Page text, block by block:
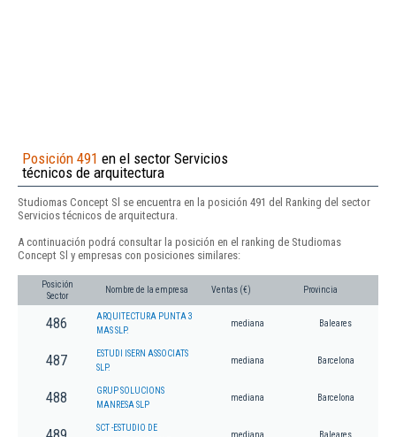
Posición 491 en el sector Servicios
técnicos de arquitectura
Studiomas Concept Sl se encuentra en la posición 491 del Ranking del sector
Servicios técnicos de arquitectura.
A continuación podrá consultar la posición en el ranking de Studiomas
Concept Sl y empresas con posiciones similares:
Posición
Sector
Nombre de la empresa Ventas (€) Provincia
486
ARQUITECTURA PUNTA 3
MAS SLP.
mediana Baleares
487
ESTUDI ISERN ASSOCIATS
SLP.
mediana Barcelona
488
GRUP SOLUCIONS
MANRESA SLP
mediana Barcelona
SCT -ESTUDIO DE
mediana Baleares